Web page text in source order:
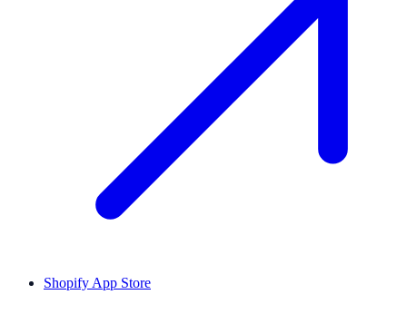
Shopify App Store